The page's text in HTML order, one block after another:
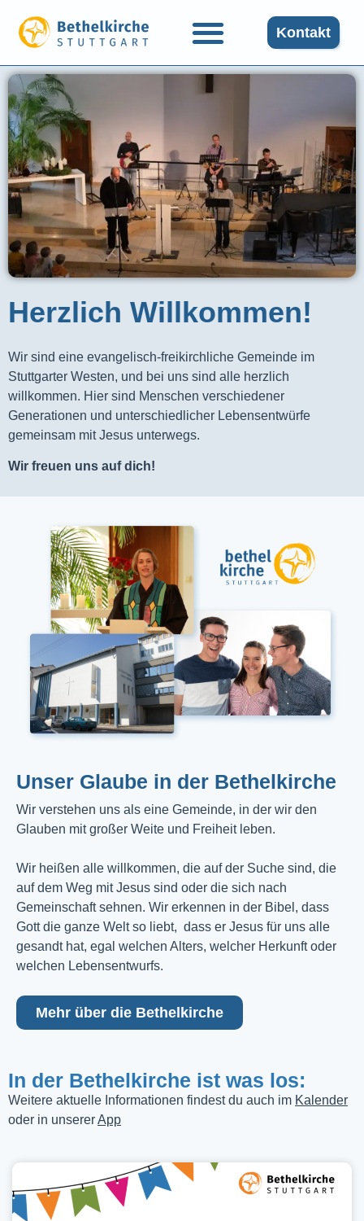
Kontakt
Herzlich Willkommen!
Wir sind eine evangelisch-freikirchliche Gemeinde im
Stuttgarter Westen, und bei uns sind alle herzlich
willkommen. Hier sind Menschen verschiedener
Generationen und unterschiedlicher Lebensentwürfe
gemeinsam mit Jesus unterwegs.
Wir freuen uns auf dich!
Unser Glaube in der Bethelkirche
Wir verstehen uns als eine Gemeinde, in der wir den
Glauben mit großer Weite und Freiheit leben.
Wir heißen alle willkommen, die auf der Suche sind, die
auf dem Weg mit Jesus sind oder die sich nach
Gemeinschaft sehnen. Wir erkennen in der Bibel, dass
Gott die ganze Welt so liebt, dass er Jesus für uns alle
gesandt hat, egal welchen Alters, welcher Herkunft oder
welchen Lebensentwurfs.
Mehr über die Bethelkirche
In der Bethelkirche ist was los:
Weitere aktuelle Informationen findest du auch im Kalender
oder in unsererApp